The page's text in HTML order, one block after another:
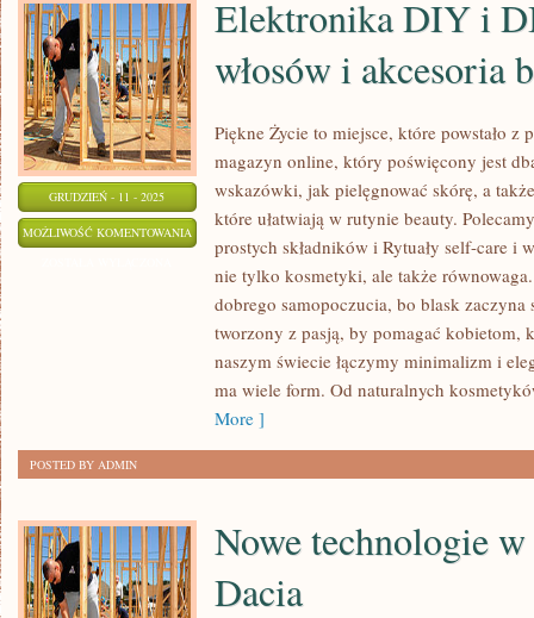
GRUDZIEŃ - 11 - 2025
MOŻLIWOŚĆ KOMENTOWANIA ELEKTRONIKA
WŁOSÓW
Elektronika DIY i
włosów i akcesoria
Piękne Życie to miejsce, które powstało z
magazyn online, który poświęcony jest
wskazówki, jak pielęgnować skórę, a
które ułatwiają w rutynie beauty.
prostych składników i Rytuały self-care i
nie tylko kosmetyki, ale także
dobrego samopoczucia, bo blask
tworzony z pasją, by pomagać kobietom,
naszym świecie łączymy minimalizm i
ma wiele form. Od naturalnych
More ]
POSTED BY ADMIN
Nowe technologie
Dacia